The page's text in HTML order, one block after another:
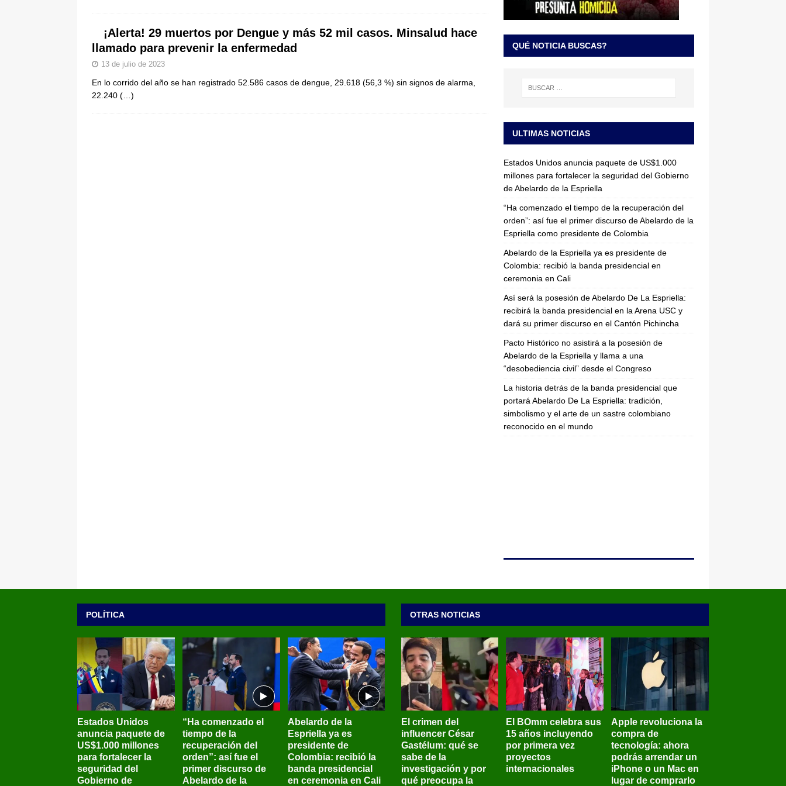
una “desobediencia civil” desde el Congreso LO ÚLTIMO
¡Alerta! 29 muertos por Dengue y más 52 mil casos. Minsalud hace
llamado para prevenir la enfermedad
13 de julio de 2023
En lo corrido del año se han registrado 52.586 casos de dengue, 29.618 (56,3 %) sin signos de alarma,
22.240 (…)
QUÉ NOTICIA BUSCAS?
ULTIMAS NOTICIAS
Estados Unidos anuncia paquete de US$1.000
millones para fortalecer la seguridad del Gobierno
de Abelardo de la Espriella
“Ha comenzado el tiempo de la recuperación del
orden”: así fue el primer discurso de Abelardo de la
Espriella como presidente de Colombia
Abelardo de la Espriella ya es presidente de
Colombia: recibió la banda presidencial en
ceremonia en Cali
Así será la posesión de Abelardo De La Espriella:
recibirá la banda presidencial en la Arena USC y
dará su primer discurso en el Cantón Pichincha
Pacto Histórico no asistirá a la posesión de
Abelardo de la Espriella y llama a una
“desobediencia civil” desde el Congreso
La historia detrás de la banda presidencial que
portará Abelardo De La Espriella: tradición,
simbolismo y el arte de un sastre colombiano
reconocido en el mundo
POLÍTICA
Estados Unidos
anuncia paquete de
US$1.000 millones
para fortalecer la
seguridad del
Gobierno de
“Ha comenzado el
tiempo de la
recuperación del
orden”: así fue el
primer discurso de
Abelardo de la
Abelardo de la
Espriella ya es
presidente de
Colombia: recibió la
banda presidencial
en ceremonia en Cali
OTRAS NOTICIAS
El crimen del
influencer César
Gastélum: qué se
sabe de la
investigación y por
qué preocupa la
El BOmm celebra sus
15 años incluyendo
por primera vez
proyectos
internacionales
Apple revoluciona la
compra de
tecnología: ahora
podrás arrendar un
iPhone o un Mac en
lugar de comprarlo